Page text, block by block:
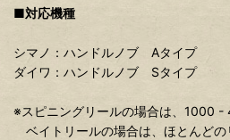
■対応機種
シマノ：ハンドルノブ Aタイプ
ダイワ：ハンドルノブ Sタイプ
※スピニングリールの場合は、1000 -
ベイトリールの場合は、ほとんどの